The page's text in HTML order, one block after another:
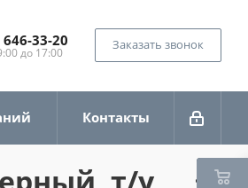
33-20
до 17:00
Заказать звонок
Контакты